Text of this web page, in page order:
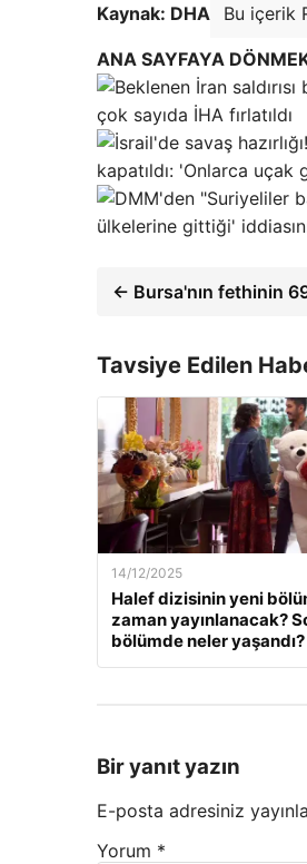
Kaynak: DHA Bu içerik
ANA SAYFAYA
çok sayıda İHA fırlatıldı
kapatıldı: 'Onlarca
ülkelerine gittiği'
← Bursa'nın fethinin
Tavsiye Edilen
14/12/2025
Halef dizisinin yeni
zaman yayınlanacak?
bölümde neler yaşandı?
Bir yanıt yazın
E-posta adresiniz
Yorum *